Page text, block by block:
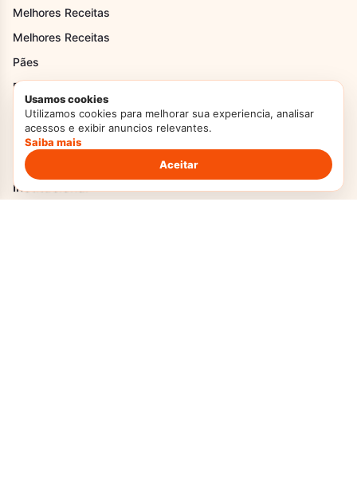
Melhores Receitas
Melhores Receitas
Pães
Recheios
Receitas de Festa Junina
Tortas
Institucional
Usamos cookies
Utilizamos cookies para melhorar sua experiencia, analisar
acessos e exibir anuncios relevantes.
Saiba mais
Aceitar